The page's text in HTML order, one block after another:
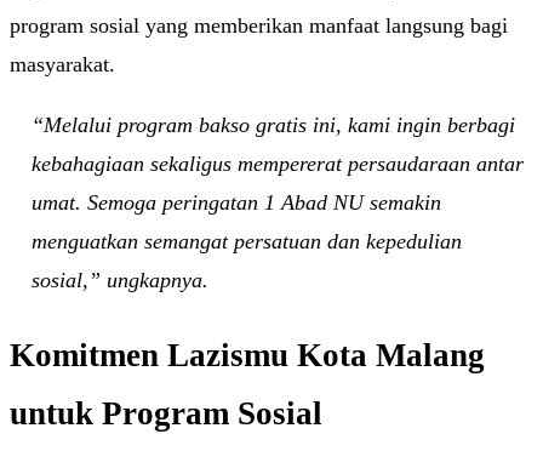
program sosial yang memberikan manfaat langsung bagi
masyarakat.
“Melalui program bakso gratis ini, kami ingin berbagi
kebahagiaan sekaligus mempererat persaudaraan antar
umat. Semoga peringatan 1 Abad NU semakin
menguatkan semangat persatuan dan kepedulian
sosial,” ungkapnya.
Komitmen Lazismu Kota Malang
untuk Program Sosial